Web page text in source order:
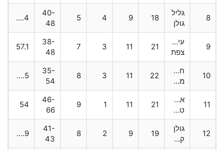
8
גליל
גולן
18
9
4
5
40-
48
57.4
9
עירוני
צפת
21
11
3
7
38-
48
57.1
10
חדרה
מערב
22
11
3
8
35-
54
54.5
11
אהלי
טמרה
21
11
1
9
46-
66
54
12
גולן
קצרין
19
9
2
8
41-
43
50.9